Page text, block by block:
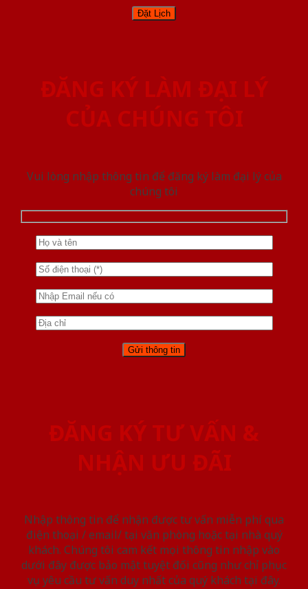
ĐĂNG KÝ LÀM ĐẠI LÝ
CỦA CHÚNG TÔI
Vui lòng nhập thông tin để đăng ký làm đại lý của
chúng tôi
ĐĂNG KÝ TƯ VẤN &
NHẬN ƯU ĐÃI
Nhập thông tin để nhận được tư vấn miễn phí qua
điện thoại / email/ tại văn phòng hoặc tại nhà quý
khách. Chúng tôi cam kết mọi thông tin nhập vào
dưới đây được bảo mật tuyệt đối cũng như chỉ phục
vụ yêu cầu tư vấn duy nhất của quý khách tại đây.